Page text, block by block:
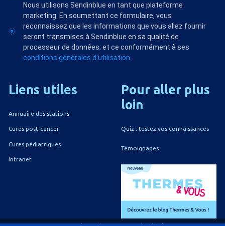
Nous utilisons Sendinblue en tant que plateforme
marketing. En soumettant ce formulaire, vous
reconnaissez que les informations que vous allez fournir
seront transmises à Sendinblue en sa qualité de
processeur de données; et ce conformément à ses
conditions générales d'utilisation
Liens utiles
Annuaire des stations
Cures post-cancer
Cures pédiatriques
Intranet
Pour aller plus
loin
Quiz : testez vos connaissances
Témoignages